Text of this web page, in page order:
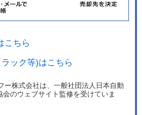
こちら
ック等)はこちら
ー株式会社は、一般社団法人日本自動
会のウェブサイト監修を受けていま